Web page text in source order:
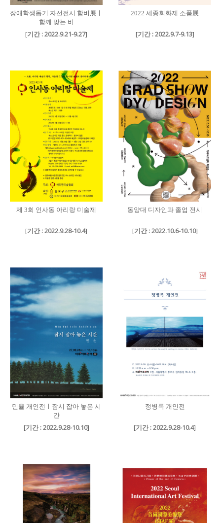
장애학생돕기 자선전시 함비展ㅣ
함께 맞는 비
[기간 : 2022.9.21-9.27]
2022 세종회화제 소품展
[기간 : 2022.9.7-9.13]
제 3회 인사동 아리랑 미술제
[기간 : 2022.9.28-10.4]
동양대 디자인과 졸업 전시
[기간 : 2022.10.6-10.10]
민율 개인전ㅣ잠시 잡아 놓은 시
간
[기간 : 2022.9.28-10.10]
정병록 개인전
[기간 : 2022.9.28-10.4]